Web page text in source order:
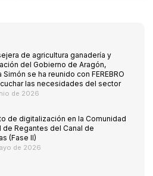
de agricultura ganadería y
del Gobierno de Aragón,
Simón se ha reunido con FEREBRO
las necesidades del sector
de 2026
de digitalización en la Comunidad
de Regantes del Canal de
(Fase II)
de 2026